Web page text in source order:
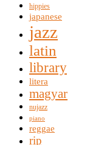
hippies
japanese
jazz
latin
library
litera
magyar
nujazz
piano
reggae
rip